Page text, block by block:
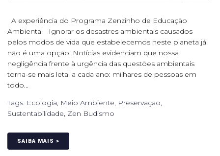
A experiência do Programa Zenzinho de Educação
Ambiental Ignorar os desastres ambientais causados
pelos modos de vida que estabelecemos neste planeta já
não é uma opção. Notícias evidenciam que nossa
negligência frente à urgência das questões ambientais
torna-se mais letal a cada ano: milhares de pessoas em
todo...
Tags: Ecologia, Meio Ambiente, Preservação,
Sustentabilidade, Zen Budismo
SAIBA MAIS >